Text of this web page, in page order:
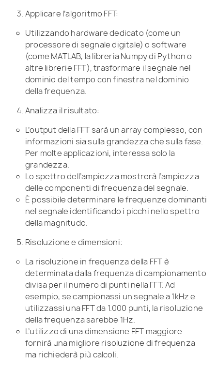
Applicare l’algoritmo FFT:
Utilizzando hardware dedicato (come un
processore di segnale digitale) o software
(come MATLAB, la libreria Numpy di Python o
altre librerie FFT), trasformare il segnale nel
dominio del tempo con finestra nel dominio
della frequenza.
Analizza il risultato:
L’output della FFT sarà un array complesso, con
informazioni sia sulla grandezza che sulla fase.
Per molte applicazioni, interessa solo la
grandezza.
Lo spettro dell’ampiezza mostrerà l’ampiezza
delle componenti di frequenza del segnale.
È possibile determinare le frequenze dominanti
nel segnale identificando i picchi nello spettro
della magnitudo.
Risoluzione e dimensioni:
La risoluzione in frequenza della FFT è
determinata dalla frequenza di campionamento
divisa per il numero di punti nella FFT. Ad
esempio, se campionassi un segnale a 1kHz e
utilizzassi una FFT da 1.000 punti, la risoluzione
della frequenza sarebbe 1Hz.
L’utilizzo di una dimensione FFT maggiore
fornirà una migliore risoluzione di frequenza
ma richiederà più calcoli.